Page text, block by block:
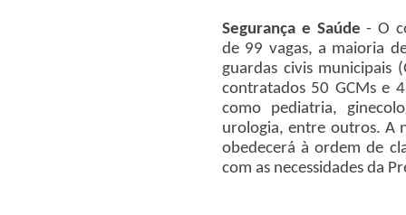
Segurança e Saúde - O
de 99 vagas, a maioria
guardas civis municipais
contratados 50 GCMs e
como pediatria,
urologia, entre outros. A
obedecerá à ordem de
com as necessidades da